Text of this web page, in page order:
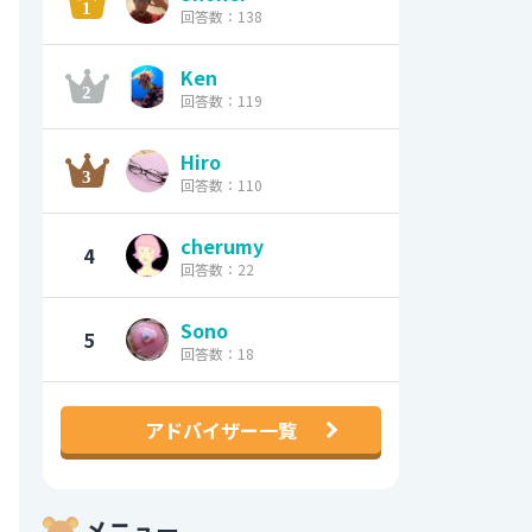
回答数：138
Ken
回答数：119
Hiro
回答数：110
4 cherumy
回答数：22
5 Sono
回答数：18
アドバイザー一覧